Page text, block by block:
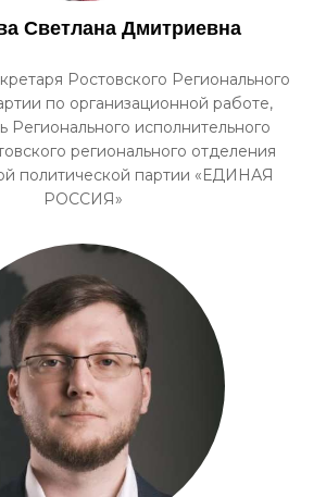
Светлана Дмитриевна
Ростовского Регионального
по организационной работе,
Регионального исполнительного
регионального отделения
политической партии «ЕДИНАЯ
РОССИЯ»